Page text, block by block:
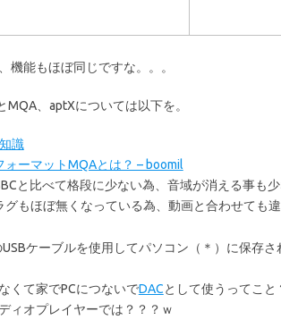
機能もほぼ同じですな。。。
MQA、aptXについては以下を。
識
ーマットMQAとは？ – boomil
と比べて格段に少ない為、音域が消える事も
もほぼ無くなっている為、動画と合わせても
ケーブルを使用してパソコン（＊）に保存さ
くて家でPCにつないでDACとして使うってこと
ィオプレイヤーでは？？？ｗ